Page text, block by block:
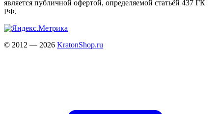
является публичной офертой, определяемой статьёй 437 ГК
РФ.
© 2012 — 2026 KratonShop.ru